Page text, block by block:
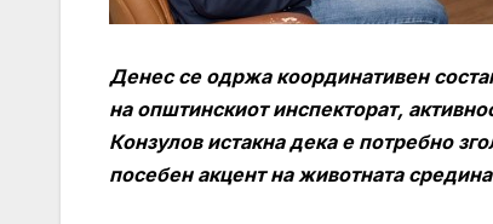
Денес се одржа координативен
на општинскиот инспекторат,
Конзулов истакна дека е потребно
посебен акцент на животната